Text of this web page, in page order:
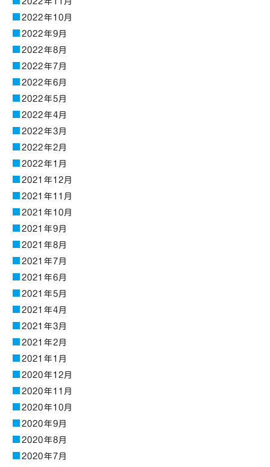
2022年10月
2022年9月
2022年8月
2022年7月
2022年6月
2022年5月
2022年4月
2022年3月
2022年2月
2022年1月
2021年12月
2021年11月
2021年10月
2021年9月
2021年8月
2021年7月
2021年6月
2021年5月
2021年4月
2021年3月
2021年2月
2021年1月
2020年12月
2020年11月
2020年10月
2020年9月
2020年8月
2020年7月